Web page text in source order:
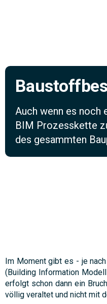
Auch wenn es noch
BIM Prozesskette
des gesammten
Im Moment gibt es - je
(Building Information
erfolgt schon dann ein
völlig veraltet und nicht mit